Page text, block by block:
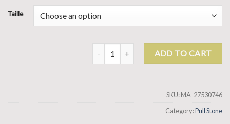
Taille
ADD TO CART
SKU:MA-27530746
Category:Pull Stone